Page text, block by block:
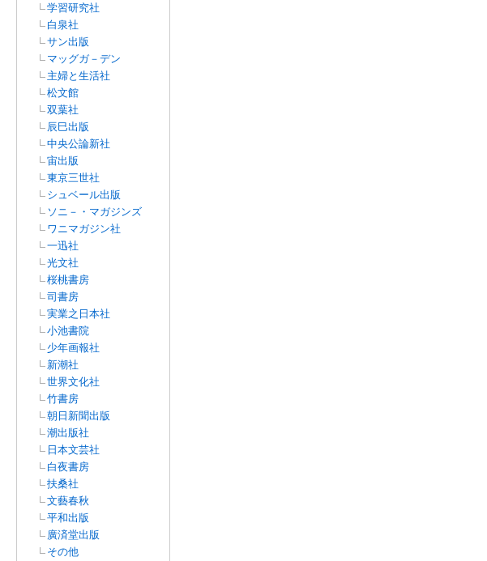
学習研究社
白泉社
サン出版
マッグガ－デン
主婦と生活社
松文館
双葉社
辰巳出版
中央公論新社
宙出版
東京三世社
シュベール出版
ソニ－・マガジンズ
ワニマガジン社
一迅社
光文社
桜桃書房
司書房
実業之日本社
小池書院
少年画報社
新潮社
世界文化社
竹書房
朝日新聞出版
潮出版社
日本文芸社
白夜書房
扶桑社
文藝春秋
平和出版
廣済堂出版
その他